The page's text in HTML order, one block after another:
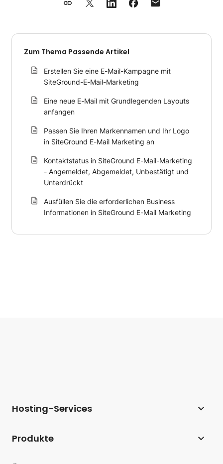
Zum Thema Passende Artikel
Erstellen Sie eine E-Mail-Kampagne mit
SiteGround-E-Mail-Marketing
Eine neue E-Mail mit Grundlegenden Layouts
anfangen
Passen Sie Ihren Markennamen und Ihr Logo
in SiteGround E-Mail Marketing an
Kontaktstatus in SiteGround E-Mail-Marketing
- Angemeldet, Abgemeldet, Unbestätigt und
Unterdrückt
Ausfüllen Sie die erforderlichen Business
Informationen in SiteGround E-Mail Marketing
Hosting-Services
Produkte